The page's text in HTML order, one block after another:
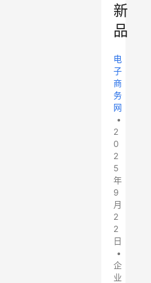
新
品
电
子
商
务
网
•
2
0
2
5
年
9
月
2
2
日
•
企
业